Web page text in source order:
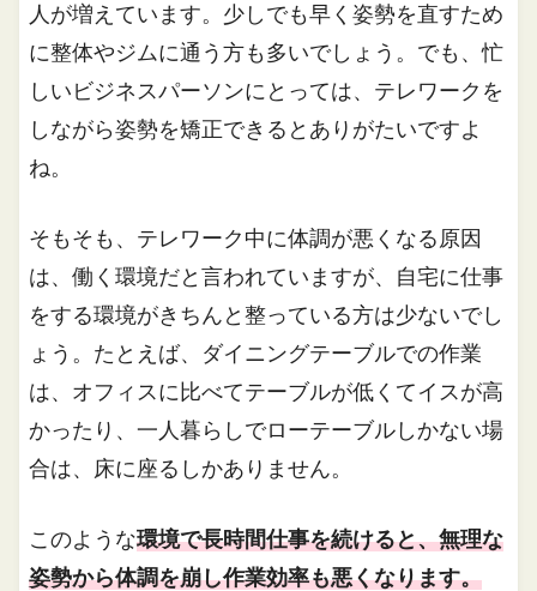
人が増えています。少しでも早く姿勢を直すため
に整体やジムに通う方も多いでしょう。でも、忙
しいビジネスパーソンにとっては、テレワークを
しながら姿勢を矯正できるとありがたいですよ
ね。
そもそも、テレワーク中に体調が悪くなる原因
は、働く環境だと言われていますが、自宅に仕事
をする環境がきちんと整っている方は少ないでし
ょう。たとえば、ダイニングテーブルでの作業
は、オフィスに比べてテーブルが低くてイスが高
かったり、一人暮らしでローテーブルしかない場
合は、床に座るしかありません。
このような環境で長時間仕事を続けると、無理な
姿勢から体調を崩し作業効率も悪くなります。